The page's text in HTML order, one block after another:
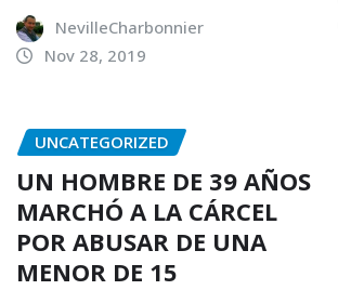
NevilleCharbonnier
Nov 28, 2019
UNCATEGORIZED
UN HOMBRE DE 39 AÑOS
MARCHÓ A LA CÁRCEL
POR ABUSAR DE UNA
MENOR DE 15